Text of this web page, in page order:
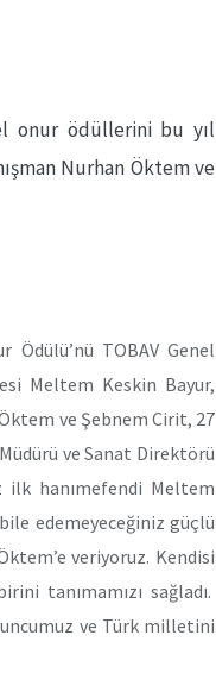
onur ödüllerini bu yıl
Nurhan Öktem ve
Ödülü’nü TOBAV Genel
Meltem Keskin Bayur,
ve Şebnem Cirit, 27
ve Sanat Direktörü
ilk hanımefendi Meltem
edemeyeceğiniz güçlü
veriyoruz. Kendisi
tanımamızı sağladı.
ve Türk milletini